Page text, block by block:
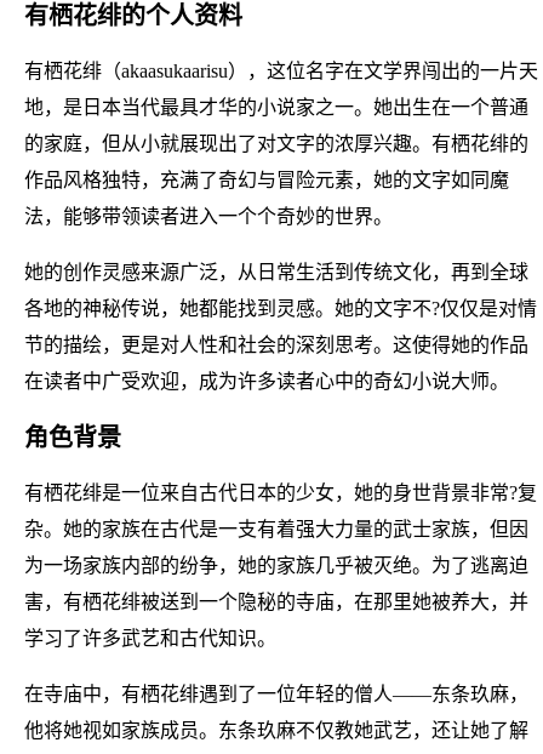
有栖花绯的个人资料
有栖花绯（akaasukaarisu），这位名字在文学界闯出的一片天
地，是日本当代最具才华的小说家之一。她出生在一个普通
的家庭，但从小就展现出了对文字的浓厚兴趣。有栖花绯的
作品风格独特，充满了奇幻与冒险元素，她的文字如同魔
法，能够带领读者进入一个个奇妙的世界。
她的创作灵感来源广泛，从日常生活到传统文化，再到全球
各地的神秘传说，她都能找到灵感。她的文字不?仅仅是对情
节的描绘，更是对人性和社会的深刻思考。这使得她的作品
在读者中广受欢迎，成为许多读者心中的奇幻小说大师。
角色背景
有栖花绯是一位来自古代日本的少女，她的身世背景非常?复
杂。她的家族在古代是一支有着强大力量的武士家族，但因
为一场家族内部的纷争，她的家族几乎被灭绝。为了逃离迫
害，有栖花绯被送到一个隐秘的寺庙，在那里她被养大，并
学习了许多武艺和古代知识。
在寺庙中，有栖花绯遇到了一位年轻的僧人——东条玖麻，
他将她视如家族成员。东条玖麻不仅教她武艺，还让她了解